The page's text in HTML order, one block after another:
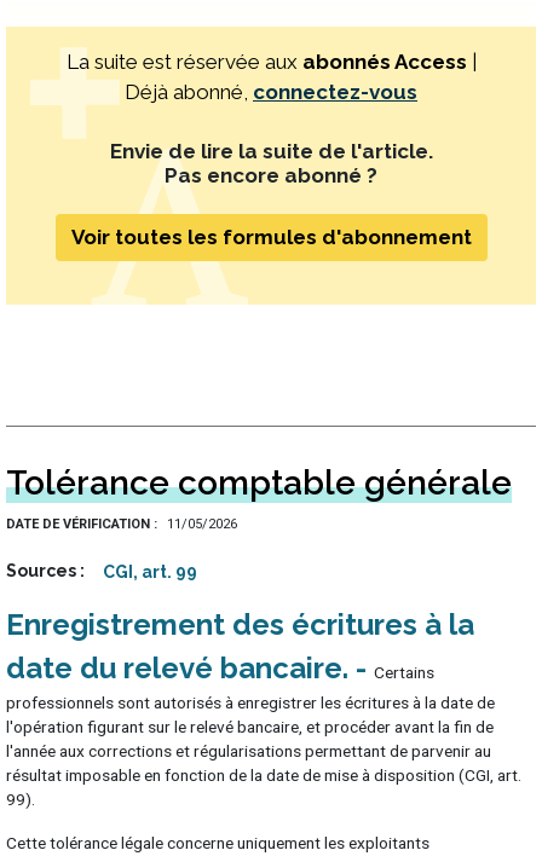
La suite est réservée aux abonnés Access |
Déjà abonné, connectez-vous
Envie de lire la suite de l'article.
Pas encore abonné ?
Voir toutes les formules d'abonnement
Tolérance comptable générale
DATE DE VÉRIFICATION 11/05/2026
Sources CGI, art. 99
Enregistrement des écritures à la
date du relevé bancaire
Certains
professionnels sont autorisés à enregistrer les écritures à la date de
l'opération figurant sur le relevé bancaire, et procéder avant la fin de
l'année aux corrections et régularisations permettant de parvenir au
résultat imposable en fonction de la date de mise à disposition (CGI, art.
99).
Cette tolérance légale concerne uniquement les exploitants